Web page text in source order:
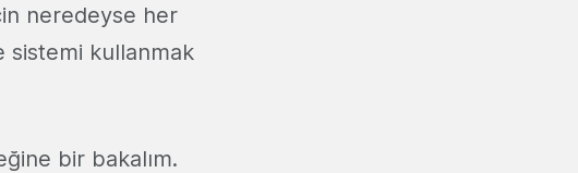
neredeyse her
sistemi kullanmak
bir bakalım.